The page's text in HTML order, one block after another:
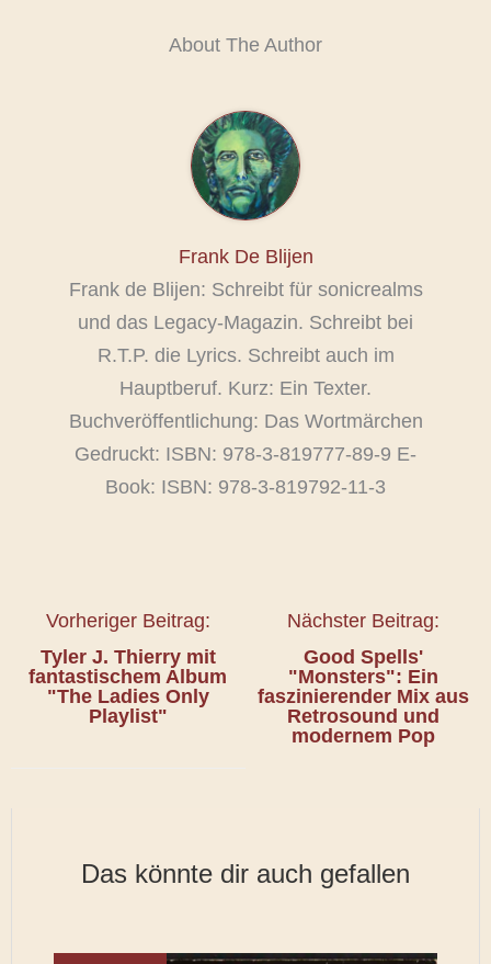
About The Author
Frank De Blijen
Frank de Blijen: Schreibt für sonicrealms
und das Legacy-Magazin. Schreibt bei
R.T.P. die Lyrics. Schreibt auch im
Hauptberuf. Kurz: Ein Texter.
Buchveröffentlichung: Das Wortmärchen
Gedruckt: ISBN: 978-3-819777-89-9 E-
Book: ISBN: 978-3-819792-11-3
Vorheriger Beitrag:
Tyler J. Thierry mit
fantastischem Album
"The Ladies Only
Playlist"
Nächster Beitrag:
Good Spells'
"Monsters": Ein
faszinierender Mix aus
Retrosound und
modernem Pop
Das könnte dir auch gefallen